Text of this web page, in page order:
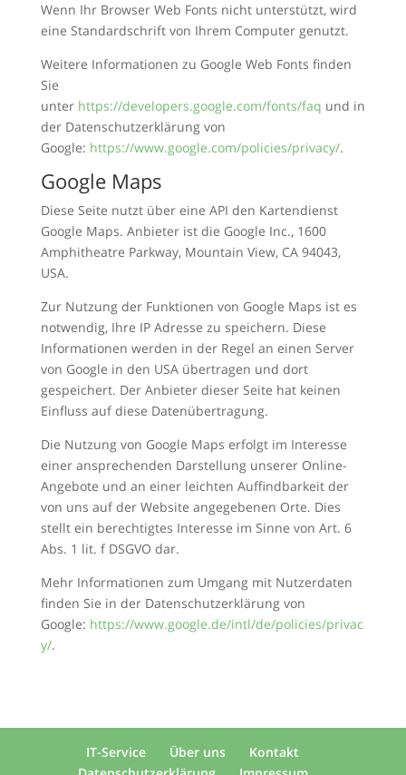
Wenn Ihr Browser Web Fonts nicht unterstützt, wird
eine Standardschrift von Ihrem Computer genutzt.
Weitere Informationen zu Google Web Fonts finden
Sie
unter https://developers.google.com/fonts/faq und in
der Datenschutzerklärung von
Google: https://www.google.com/policies/privacy/.
Google Maps
Diese Seite nutzt über eine API den Kartendienst
Google Maps. Anbieter ist die Google Inc., 1600
Amphitheatre Parkway, Mountain View, CA 94043,
USA.
Zur Nutzung der Funktionen von Google Maps ist es
notwendig, Ihre IP Adresse zu speichern. Diese
Informationen werden in der Regel an einen Server
von Google in den USA übertragen und dort
gespeichert. Der Anbieter dieser Seite hat keinen
Einfluss auf diese Datenübertragung.
Die Nutzung von Google Maps erfolgt im Interesse
einer ansprechenden Darstellung unserer Online-
Angebote und an einer leichten Auffindbarkeit der
von uns auf der Website angegebenen Orte. Dies
stellt ein berechtigtes Interesse im Sinne von Art. 6
Abs. 1 lit. f DSGVO dar.
Mehr Informationen zum Umgang mit Nutzerdaten
finden Sie in der Datenschutzerklärung von
Google: https://www.google.de/intl/de/policies/privac
y/.
IT-Service Über uns
Kontakt